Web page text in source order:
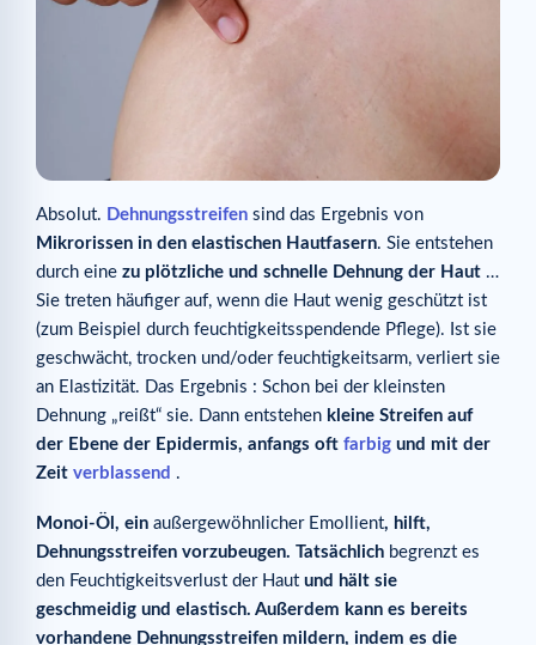
Absolut. Dehnungsstreifen sind das Ergebnis von
Mikrorissen in den elastischen Hautfasern. Sie entstehen
durch eine zu plötzliche und schnelle Dehnung der Haut …
Sie treten häufiger auf, wenn die Haut wenig geschützt ist
(zum Beispiel durch feuchtigkeitsspendende Pflege). Ist sie
geschwächt, trocken und/oder feuchtigkeitsarm, verliert sie
an Elastizität. Das Ergebnis : Schon bei der kleinsten
Dehnung „reißt“ sie. Dann entstehen kleine Streifen auf
der Ebene der Epidermis, anfangs oft farbig und mit der
Zeit verblassend .
Monoi-Öl, ein außergewöhnlicher Emollient, hilft,
Dehnungsstreifen vorzubeugen. Tatsächlich begrenzt es
den Feuchtigkeitsverlust der Haut und hält sie
geschmeidig und elastisch. Außerdem kann es bereits
vorhandene Dehnungsstreifen mildern, indem es die